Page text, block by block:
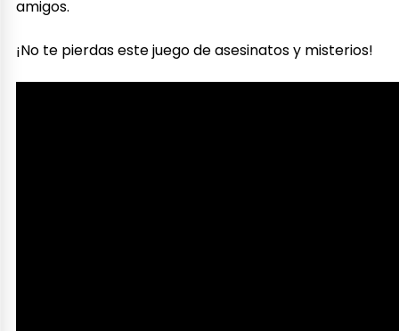
amigos.
¡No te pierdas este juego de asesinatos y misterios!